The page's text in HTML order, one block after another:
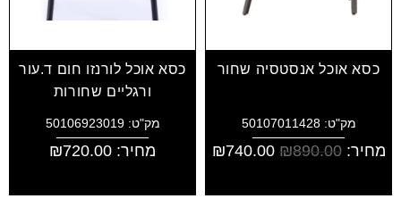
כסא אוכל אנסטסיה שחור
מק"ט: 50107011428
מחיר: ₪890.00
₪740.00
כסא אוכל לורנזו חום ד.עור
ורגליים שחורות
מק"ט: 50106923019
מחיר: ₪720.00